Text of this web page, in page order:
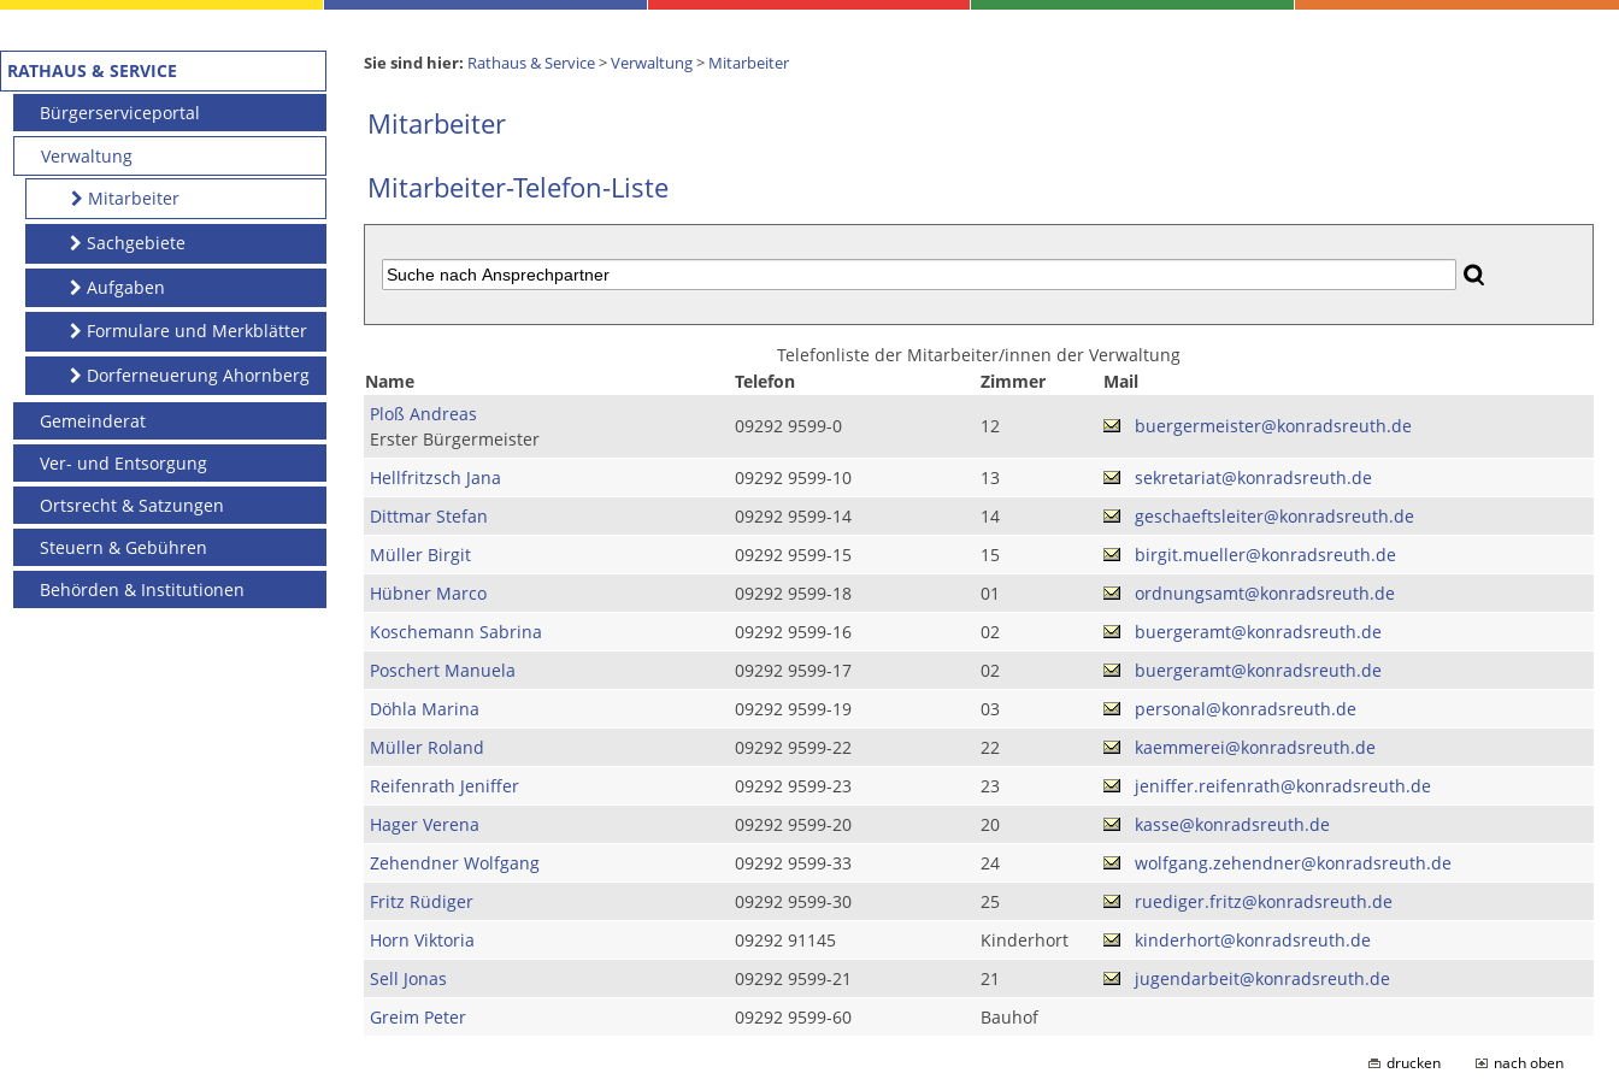
RATHAUS & SERVICE
Bürgerserviceportal
Verwaltung
Mitarbeiter
Sachgebiete
Aufgaben
Formulare und Merkblätter
Dorferneuerung Ahornberg
Gemeinderat
Ver- und Entsorgung
Ortsrecht & Satzungen
Steuern & Gebühren
Behörden & Institutionen
Sie sind hier: Rathaus & Service>Verwaltung> Mitarbeiter
Mitarbeiter
Mitarbeiter-Telefon-Liste
Telefonliste der Mitarbeiter/innen der Verwaltung
Name
Telefon Zimmer
Mail
Ploß Andreas
Erster Bürgermeister
09292 9599-0 12 buergermeister@konradsreuth.de
Hellfritzsch Jana 09292 9599-10 13
sekretariat@konradsreuth.de
Dittmar Stefan
09292 9599-14 14
geschaeftsleiter@konradsreuth.de
Müller Birgit
09292 9599-15 15
birgit.mueller@konradsreuth.de
Hübner Marco
09292 9599-18 01
ordnungsamt@konradsreuth.de
Koschemann Sabrina
09292 9599-16 02
buergeramt@konradsreuth.de
Poschert Manuela
09292 9599-17 02
buergeramt@konradsreuth.de
Döhla Marina
09292 9599-19 03
personal@konradsreuth.de
Müller Roland
09292 9599-22 22
kaemmerei@konradsreuth.de
Reifenrath Jeniffer
09292 9599-23 23
jeniffer.reifenrath@konradsreuth.de
Hager Verena
09292 9599-20 20
kasse@konradsreuth.de
Zehendner Wolfgang
09292 9599-33 24
wolfgang.zehendner@konradsreuth.de
Fritz Rüdiger
09292 9599-30 25
ruediger.fritz@konradsreuth.de
Horn Viktoria
09292 91145 Kinderhort
kinderhort@konradsreuth.de
Sell Jonas
09292 9599-21 21
jugendarbeit@konradsreuth.de
Greim Peter
09292 9599-60 Bauhof
drucken nach oben